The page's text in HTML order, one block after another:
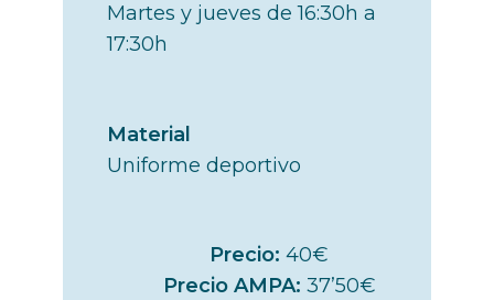
Martes y jueves de 16:30h a
17:30h
Material
Uniforme deportivo
Precio: 40€
Precio AMPA: 37’50€